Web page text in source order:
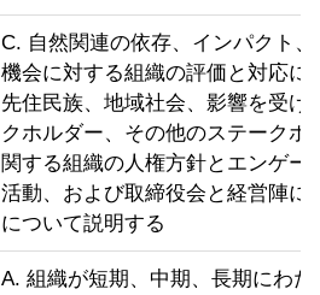
C. 自然関連の依存、インパクト
機会に対する組織の評価と対応に
先住民族、地域社会、影響を受け
クホルダー、その他のステークホ
関する組織の人権方針とエンゲー
活動、および取締役会と経営陣に
について説明する
A. 組織が短期、中期、長期にわた